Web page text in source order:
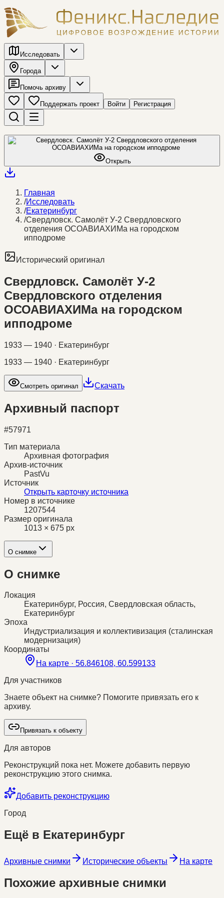
Исследовать
Города
Помочь архиву
Поддержать проект Войти Регистрация
Открыть
Главная
/Исследовать
/Екатеринбург
/Свердловск. Самолёт У-2 Свердловского
отделения ОСОАВИАХИМа на городском
ипподроме
Исторический оригинал
Свердловск. Самолёт У-2
Свердловского отделения
ОСОАВИАХИМа на городском
ипподроме
1933 — 1940 · Екатеринбург
1933 — 1940 · Екатеринбург
Смотреть оригинал Скачать
Архивный паспорт
#57971
Тип материала
Архивная фотография
Архив-источник
PastVu
Источник
Открыть карточку источника
Номер в источнике
1207544
Размер оригинала
1013 × 675 px
О снимке
О снимке
Локация
Екатеринбург, Россия, Свердловская область,
Екатеринбург
Эпоха
Индустриализация и коллективизация (сталинская
модернизация)
Координаты
На карте · 56.846108, 60.599133
Для участников
Знаете объект на снимке? Помогите привязать его к
архиву.
Привязать к объекту
Для авторов
Реконструкций пока нет. Можете добавить первую
реконструкцию этого снимка.
Добавить реконструкцию
Город
Ещё в Екатеринбург
Архивные снимки Исторические объекты На карте
Похожие архивные снимки